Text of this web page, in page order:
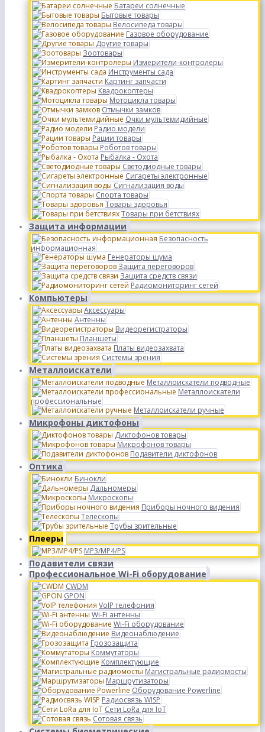
Батареи солнечные
Бытовые товары
Велосипеда товары
Газовое оборудование
Другие товары
Зоотовары
Измерители-контролеры
Инструменты сада
Картинг запчасти
Квадрокоптеры
Мотоцикла товары
Отмычки замков
Очки мультемидийные
Радио модели
Рации товары
Роботов товары
Рыбалка - Охота
Светодиодные товары
Сигареты электронные
Сигнализация воды
Спорта товары
Товары здоровья
Товары при бетствиях
Защита информации
Безопасность
информационная
Генераторы шума
Защита переговоров
Защита средств связи
Радиомониторинг сетей
Компьютеры
Аксессуары
Антенны
Видеорегистраторы
Планшеты
Платы видеозахвата
Системы зрения
Металлоискатели
Металлоискатели подводные
Металлоискатели
профессиональные
Металлоискатели ручные
Микрофоны диктофоны
Диктофонов товары
Микрофонов товары
Подавители диктофонов
Оптика
Бинокли
Дальномеры
Микроскопы
Приборы ночного видения
Телескопы
Трубы зрительные
Плееры
MP3/MP4/PS
Подавители связи
Профессиональное Wi-Fi оборудование
CWDM
GPON
VoIP телефония
Wi-Fi антенны
Wi-Fi оборудование
Видеонаблюдение
Грозозащита
Коммутаторы
Комплектующие
Магистральные радиомосты
Маршрутизаторы
Оборудование Powerline
Радиосвязь WISP
Сети LoRa для IoT
Сотовая связь